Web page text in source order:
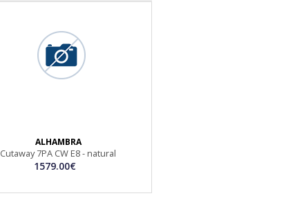
ALHAMBRA
Cutaway 7PA CW E8 - natural
1579.00€